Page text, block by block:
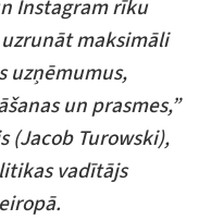
Instagram rīku
maksimāli
uzņēmumus,
un prasmes,”
(Jacob Turowski),
vadītājs